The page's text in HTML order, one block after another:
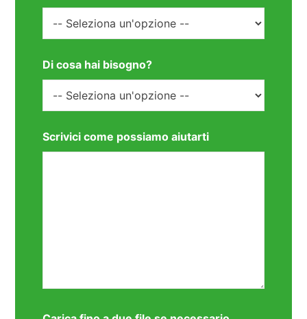
Di cosa hai bisogno?
Scrivici come possiamo aiutarti